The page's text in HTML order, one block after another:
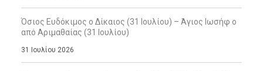
Όσιος Ευδόκιμος ο Δίκαιος (31 Ιουλίου) – Άγιος Ιωσήφ ο
από Αριμαθαίας (31 Ιουλίου)
31 Ιουλίου 2026